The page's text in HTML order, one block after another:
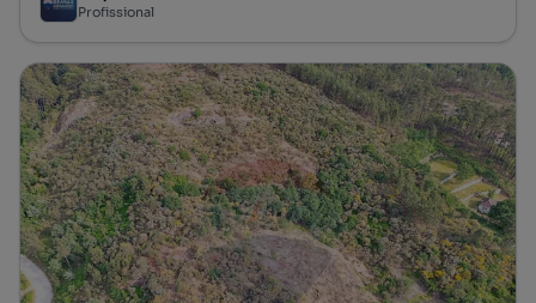
Profissional